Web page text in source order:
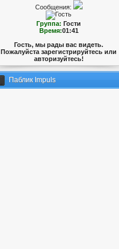
Сообщения:
Группа: Гости
Время:01:41
Гость, мы рады вас видеть.
Пожалуйста зарегистрируйтесь или
авторизуйтесь!
Паблик Impuls